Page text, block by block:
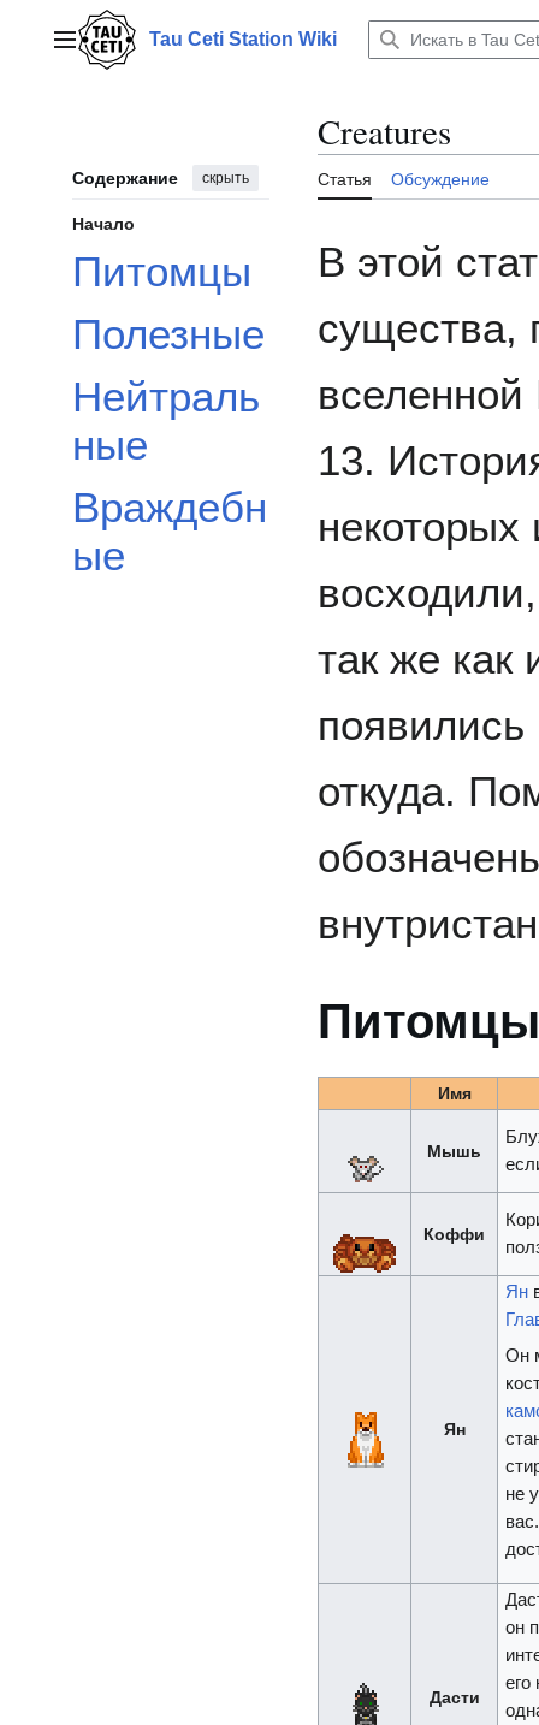
содержаниюГлавное менюTau Ceti Station Wiki
Содержание скрыть
Начало
Питомцы
Полезные
Нейтраль
ные
Враждебн
ые
Creatures
Статья Обсуждение
В этой
существа,
13.
некоторых
так же как
появились
откуда.
Питомцы
Имя
Мышь
Коффи
Ян
Ян
Он
не
Дасти
он
его